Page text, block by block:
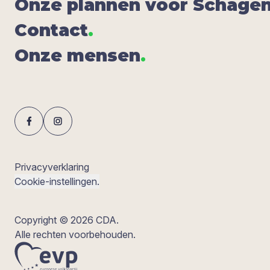
Onze plan­nen voor
Con­tact.
Onze men­sen.
Privacyverklaring
Cookie-instellingen.
Copyright © 2026 CDA.
Alle rechten voorbehouden.